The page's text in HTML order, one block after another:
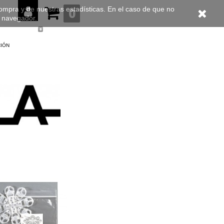
0
0
y de nuestras estadísticas. En el caso de que no